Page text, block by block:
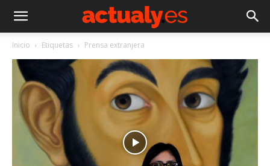
Inicio Etiquetas Prensa extranjera